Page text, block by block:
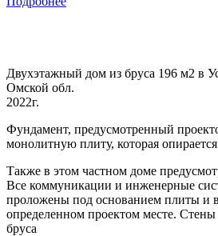
Двухэтажный дом из бруса 196 м2 в
Омской обл.
2022г.
Фундамент, предусмотренный
монолитную плиту, которая
Также в этом частном доме
Все коммуникации и инженерные
проложены под основанием плиты и
определенном проектом месте.
бруса